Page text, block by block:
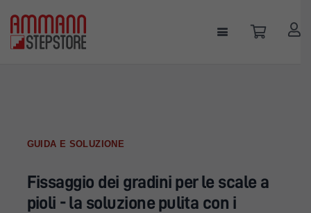
GUIDA E SOLUZIONE
Fissaggio dei gradini per le scale a
pioli - la soluzione pulita con i